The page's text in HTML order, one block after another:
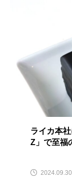
ライカ本
Z」で至福
2024.09.30